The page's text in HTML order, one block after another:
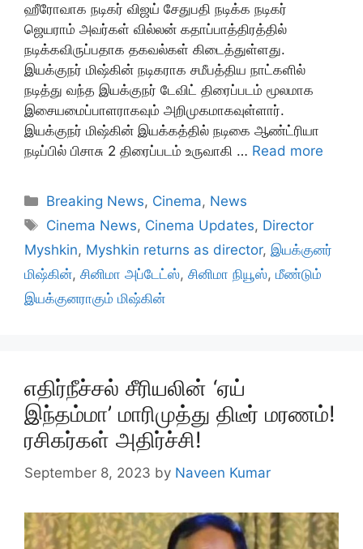
ஹீரோவாக நடிகர் விஜய் சேதுபதி நடிக்க நடிகர்
ஜெயராம் அவர்கள் வில்லன் கதாப்பாத்திரத்தில்
நடிக்கவிருப்பதாக தகவல்கள் கிடைத்துள்ளது.
இயக்குநர் மிஷ்கின் நடிகராக சமீபத்திய நாட்களில்
நடித்து வந்த இயக்குநர் டேவிட் திரைப்படம் மூலமாக
இசையமைப்பாளராகவும் அறிமுகமாகவுள்ளார்.
இயக்குநர் மிஷ்கின் இயக்கத்தில் நடிகை ஆண்ட்ரியா
நடிப்பில் பிசாசு 2 திரைப்படம் உருவாகி … Read more
Categories
Breaking News, Cinema, News
Tags
Cinema News, Cinema Updates, Director
Myshkin, Myshkin returns as director, இயக்குனர்
மிஷ்கின், சினிமா அப்டேட்ஸ், சினிமா நியூஸ், மீண்டும்
இயக்குனராகும் மிஷ்கின்
எதிர்நீச்சல் சீரியலின் ‘ஏய்
இந்தம்மா’ மாரிமுத்து திடீர் மரணம்!
ரசிகர்கள் அதிர்ச்சி!
September 8, 2023 by Naveen Kumar